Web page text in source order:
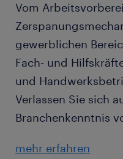
Vom
gewerblichen
Fach- und
und
Verlassen Sie sich
Branchenkenntnis
mehr erfahren